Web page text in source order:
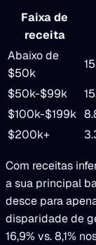
Faixa de
receita
Abaixo de
$50k
$50k-$99k
$100k-$199k
$200k+
Com receitas
a sua principal
desce para
disparidade de
16,9% vs. 8,1%